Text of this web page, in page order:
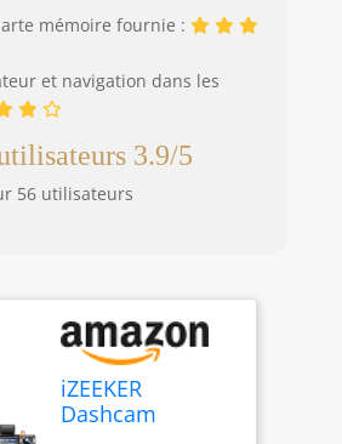
optimales.
【𝐀𝐬𝐬𝐢𝐬𝐭𝐚𝐧𝐜𝐞 𝐅𝐢𝐚𝐛𝐥𝐞 &
Cette dashcam
bénéficie d’une
garantie complète de
2 ans et d’une
assistance client
trajet. Notre équipe
reste à votre
disposition pour
vous aider à
résoudre
rapidement tout
mémoire fournie :
et navigation dans les
3.9/5
56 utilisateurs
iZEEKER
Dashcam